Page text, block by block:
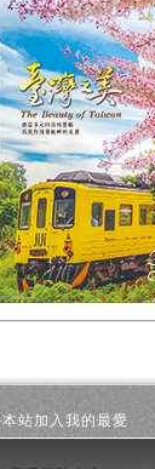
站加入我的最愛